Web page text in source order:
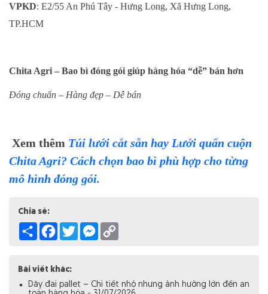
VPKD: E2/55 An Phú Tây - Hưng Long, Xã Hưng Long,
TP.HCM
Chita Agri – Bao bì đóng gói giúp hàng hóa “dễ” bán hơn
Đóng chuẩn – Hàng đẹp – Dễ bán
Xem thêm Túi lưới cắt sẵn hay Lưới quấn cuộn
Chita Agri? Cách chọn bao bì phù hợp cho từng
mô hình đóng gói.
Chia sẻ:
Share Facebook
TwitterMessenger
Bài viết khác:
Dây đai pallet – Chi tiết nhỏ nhưng ảnh hưởng lớn đến an